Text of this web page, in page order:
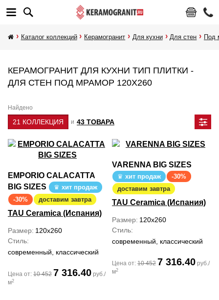
Каталог коллекций Керамогранит Для кухни Для стен Под
КЕРАМОГРАНИТ ДЛЯ КУХНИ ТИП ПЛИТКИ -
ДЛЯ СТЕН ПОД МРАМОР 120Х260
Найдено
21 КОЛЛЕКЦИЯ и 43 ТОВАРА
EMPORIO CALACATTA
BIG SIZES
хит продаж
-30%
доставим завтра
TAU Ceramica (Испания)
Размер 120x260
Стиль
современный, классический
Цена от: 10 452 7 316.40 руб./
м2
VARENNA BIG SIZES
хит продаж
-30%
доставим завтра
TAU Ceramica (Испания)
Размер 120x260
Стиль
современный, классический
Цена от: 10 452 7 316.40 руб./
м2